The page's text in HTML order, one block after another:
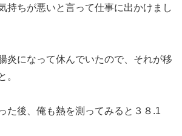
持ちが悪いと言って仕事に出かけまし
炎になって休んでいたので、それが移
。
た後、俺も熱を測ってみると３８.1